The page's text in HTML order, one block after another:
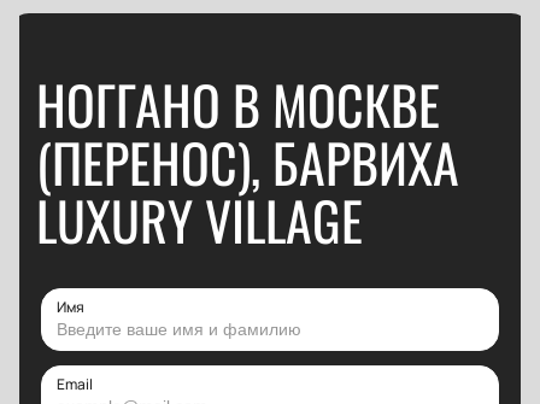
НОГГАНО В МОСКВЕ
(ПЕРЕНОС), БАРВИХА
LUXURY VILLAGE
Имя
Email